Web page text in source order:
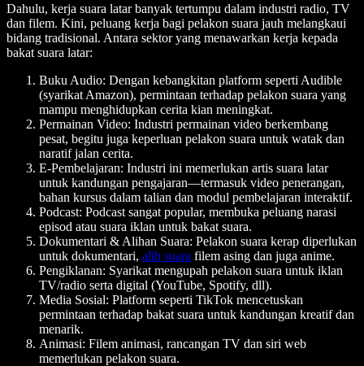
Dahulu, kerja suara latar banyak tertumpu dalam industri radio, TV
dan filem. Kini, peluang kerja bagi pelakon suara jauh melangkaui
bidang tradisional. Antara sektor yang menawarkan kerja kepada
bakat suara latar:
Buku Audio: Dengan kebangkitan platform seperti Audible
(syarikat Amazon), permintaan terhadap pelakon suara yang
mampu menghidupkan cerita kian meningkat.
Permainan Video: Industri permainan video berkembang
pesat, begitu juga keperluan pelakon suara untuk watak dan
naratif jalan cerita.
E-Pembelajaran: Industri ini memerlukan artis suara latar
untuk kandungan pengajaran—termasuk video penerangan,
bahan kursus dalam talian dan modul pembelajaran interaktif.
Podcast: Podcast sangat popular, membuka peluang narasi
episod atau suara iklan untuk bakat suara.
Dokumentari & Alihan Suara: Pelakon suara kerap diperlukan
untuk dokumentari, alih suara filem asing dan juga anime.
Pengiklanan: Syarikat mengupah pelakon suara untuk iklan
TV/radio serta digital (YouTube, Spotify, dll).
Media Sosial: Platform seperti TikTok mencetuskan
permintaan terhadap bakat suara untuk kandungan kreatif dan
menarik.
Animasi: Filem animasi, rancangan TV dan siri web
memerlukan pelakon suara.